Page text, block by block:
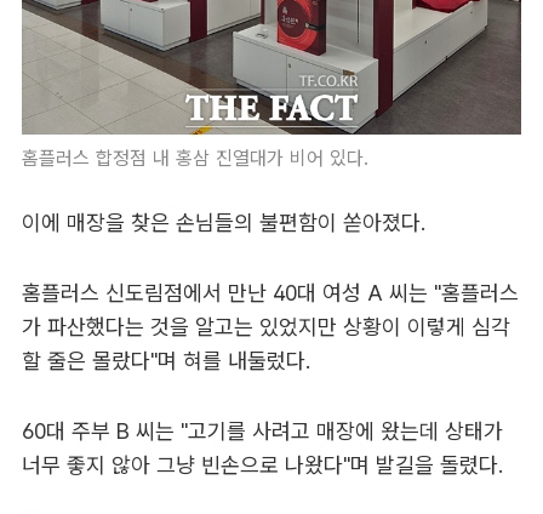
홈플러스 합정점 내 홍삼 진열대가 비어 있다.
이에 매장을 찾은 손님들의 불편함이 쏟아졌다.
홈플러스 신도림점에서 만난 40대 여성 A 씨는 "홈플러스
가 파산했다는 것을 알고는 있었지만 상황이 이렇게 심각
할 줄은 몰랐다"며 혀를 내둘렀다.
60대 주부 B 씨는 "고기를 사려고 매장에 왔는데 상태가
너무 좋지 않아 그냥 빈손으로 나왔다"며 발길을 돌렸다.